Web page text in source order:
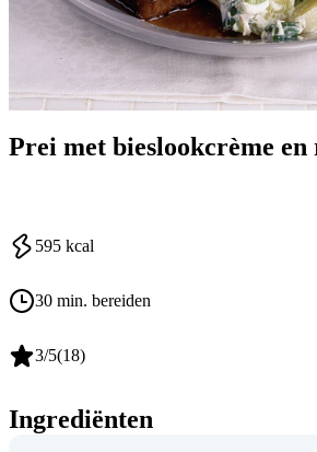
Prei met bieslookcrème
595 kcal
30 min. bereiden
3/5(18)
Ingrediënten